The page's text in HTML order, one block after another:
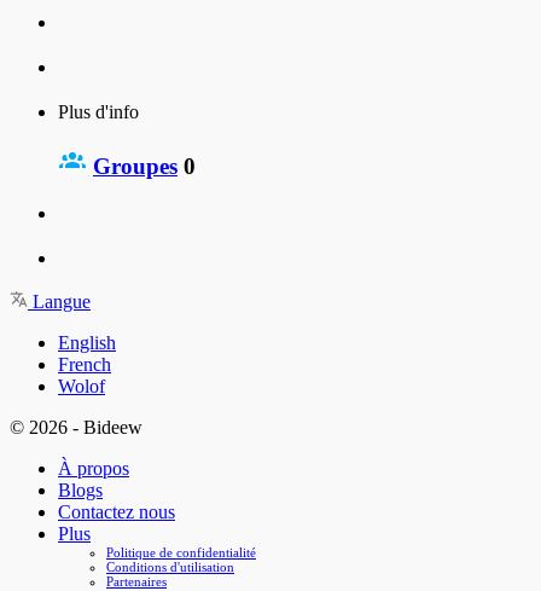
Plus d'info
Groupes 0
Langue
English
French
Wolof
© 2026 - Bideew
À propos
Blogs
Contactez nous
Plus
Politique de confidentialité
Conditions d'utilisation
Partenaires